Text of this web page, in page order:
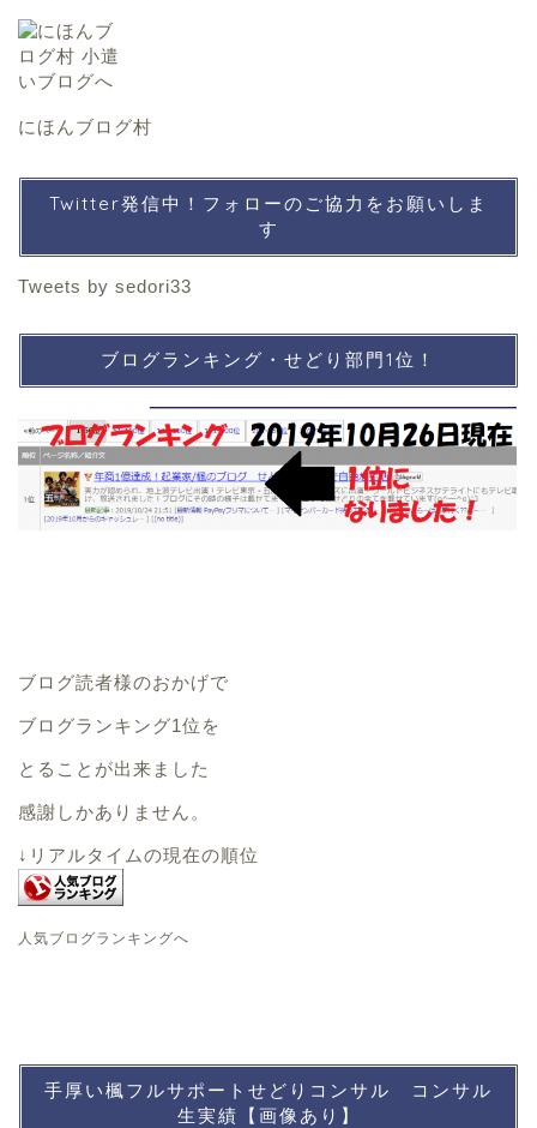
にほんブログ村
Twitter発信中！フォローのご協力をお願いしま
す
Tweets by sedori33
ブログランキング・せどり部門1位！
ブログ読者様のおかげで
ブログランキング1位を
とることが出来ました
感謝しかありません。
↓リアルタイムの現在の順位
人気ブログランキングへ
手厚い楓フルサポートせどりコンサル コンサル
生実績【画像あり】